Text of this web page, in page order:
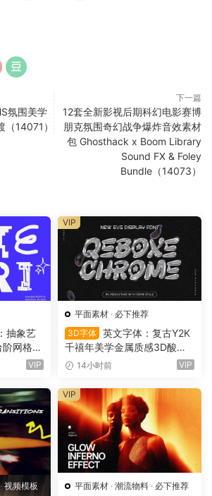
氛围美学
14071）
下一篇
12套全新影视后期科幻电影赛博
朋克氛围奇幻战争爆炸音效素材
包 Ghosthack x Boom Library
Sound FX & Foley
Bundle（14073）
抽象艺
网格状
面设计封
VIP
平面素材 · 必下推荐
3D字体 英文字体：复古Y2K
千禧年美学金属质感3D酸性
镀铬文字LOGO标题封面海报
e – 3D Style SVG Font（161
59）
14小时前 VIP
VIP
·视频模板
平面素材 · 潮流物料 · 必下推荐
VIP